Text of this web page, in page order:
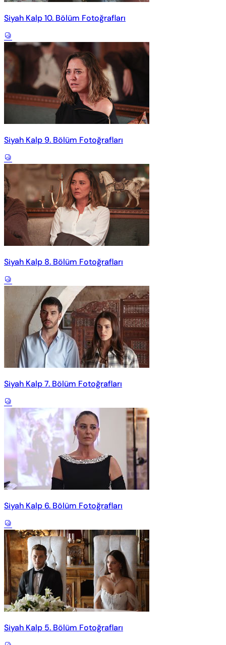
Siyah Kalp 10. Bölüm Fotoğrafları
Siyah Kalp 9. Bölüm Fotoğrafları
Siyah Kalp 8. Bölüm Fotoğrafları
Siyah Kalp 7. Bölüm Fotoğrafları
Siyah Kalp 6. Bölüm Fotoğrafları
Siyah Kalp 5. Bölüm Fotoğrafları